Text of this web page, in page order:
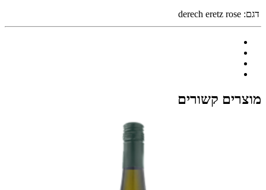
דגם: derech eretz rose
מוצרים קשורים